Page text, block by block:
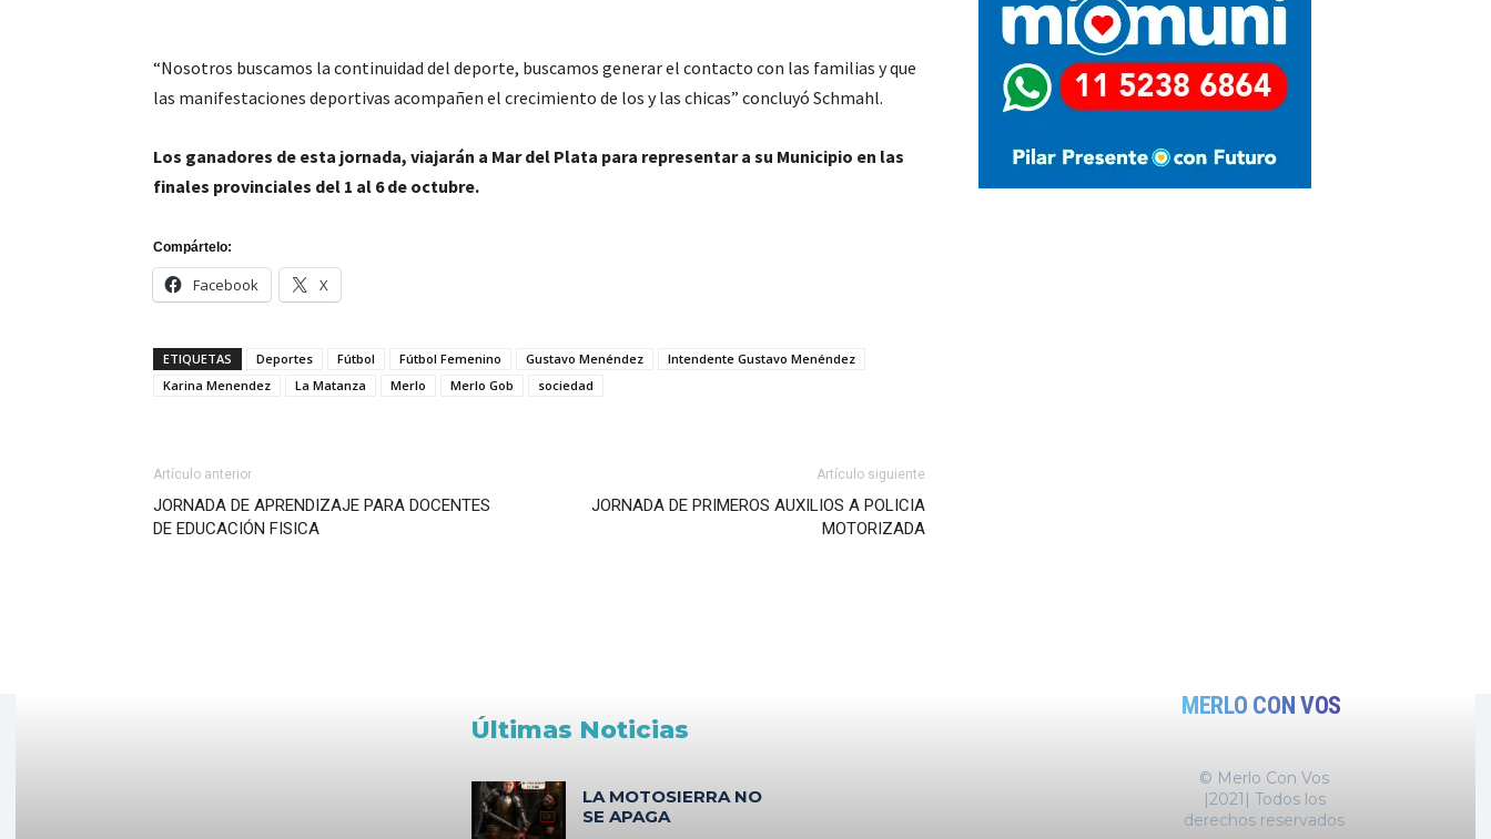
“Nosotros buscamos la continuidad del deporte, buscamos generar el contacto con las familias y que
las manifestaciones deportivas acompañen el crecimiento de los y las chicas” concluyó Schmahl.
Los ganadores de esta jornada, viajarán a Mar del Plata para representar a su Municipio en las
finales provinciales del 1 al 6 de octubre.
Compártelo:
Facebook X
ETIQUETAS Deportes Fútbol Fútbol Femenino Gustavo Menéndez
Intendente Gustavo Menéndez
Karina Menendez
La Matanza Merlo Merlo Gob sociedad
Artículo anterior
JORNADA DE APRENDIZAJE PARA DOCENTES
DE EDUCACIÓN FISICA
Artículo siguiente
JORNADA DE PRIMEROS AUXILIOS A POLICIA
MOTORIZADA
Últimas Noticias
LA MOTOSIERRA NO
SE APAGA
MERLO CON VOS
© Merlo Con Vos
|2021| Todos los
derechos reservados